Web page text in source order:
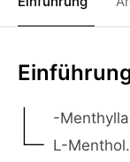
L -
L-